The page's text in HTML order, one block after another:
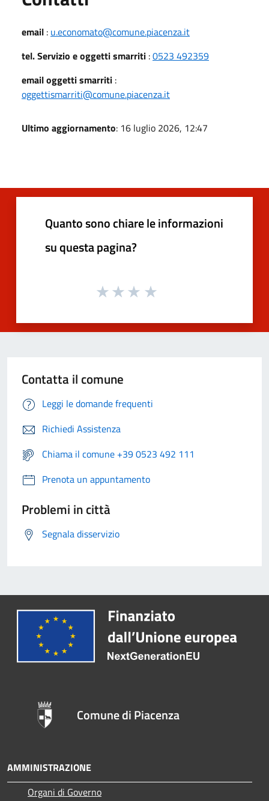
email : u.economato@comune.piacenza.it
tel. Servizio e oggetti smarriti :0523 492359
email oggetti smarriti :
oggettismarriti@comune.piacenza.it
Ultimo aggiornamento: 16 luglio 2026, 12:47
Quanto sono chiare le informazioni
su questa pagina?
Contatta il comune
Leggi le domande frequenti
Richiedi Assistenza
Chiama il comune +39 0523 492 111
Prenota un appuntamento
Problemi in città
Segnala disservizio
Comune di Piacenza
AMMINISTRAZIONE
Organi di Governo